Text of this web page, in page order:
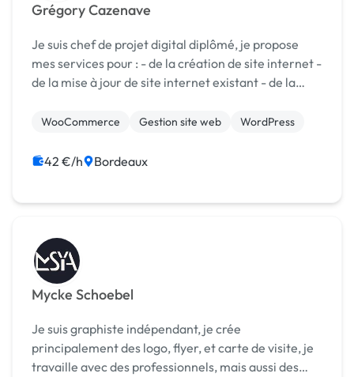
Grégory Cazenave
Je suis chef de projet digital diplômé, je propose
mes services pour : - de la création de site internet -
de la mise à jour de site internet existant - de la
avec un graphiste trè...
WooCommerce Gestion site web WordPress
42 €/h Bordeaux
Mycke Schoebel
Je suis graphiste indépendant, je crée
principalement des logo, flyer, et carte de visite, je
travaille avec des professionnels, mais aussi des